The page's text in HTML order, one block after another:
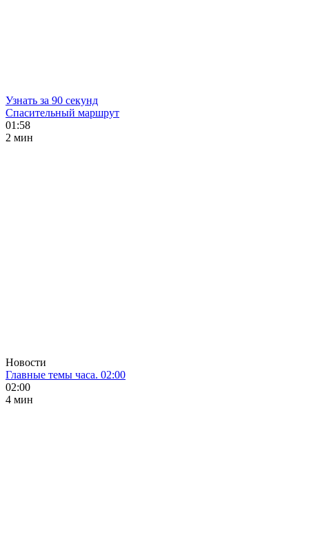
Узнать за 90 секунд
Спасительный маршрут
01:58
2 мин
Новости
Главные темы часа. 02:00
02:00
4 мин